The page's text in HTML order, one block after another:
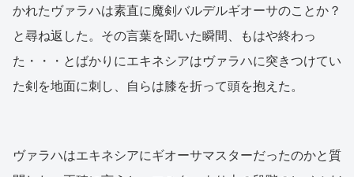
かれたヴァラハは素直に魔剣バルデルギオーサのことか？
と尋ね返した。その言葉を聞いた瞬間、もはや終わっ
た・・・とばかりにエキネシアはヴァラハに突きつけてい
た剣を地面に刺し、自らは膝を折って頭を抱えた。
ヴァラハはエキネシアにギオーサマスターだったのかと質